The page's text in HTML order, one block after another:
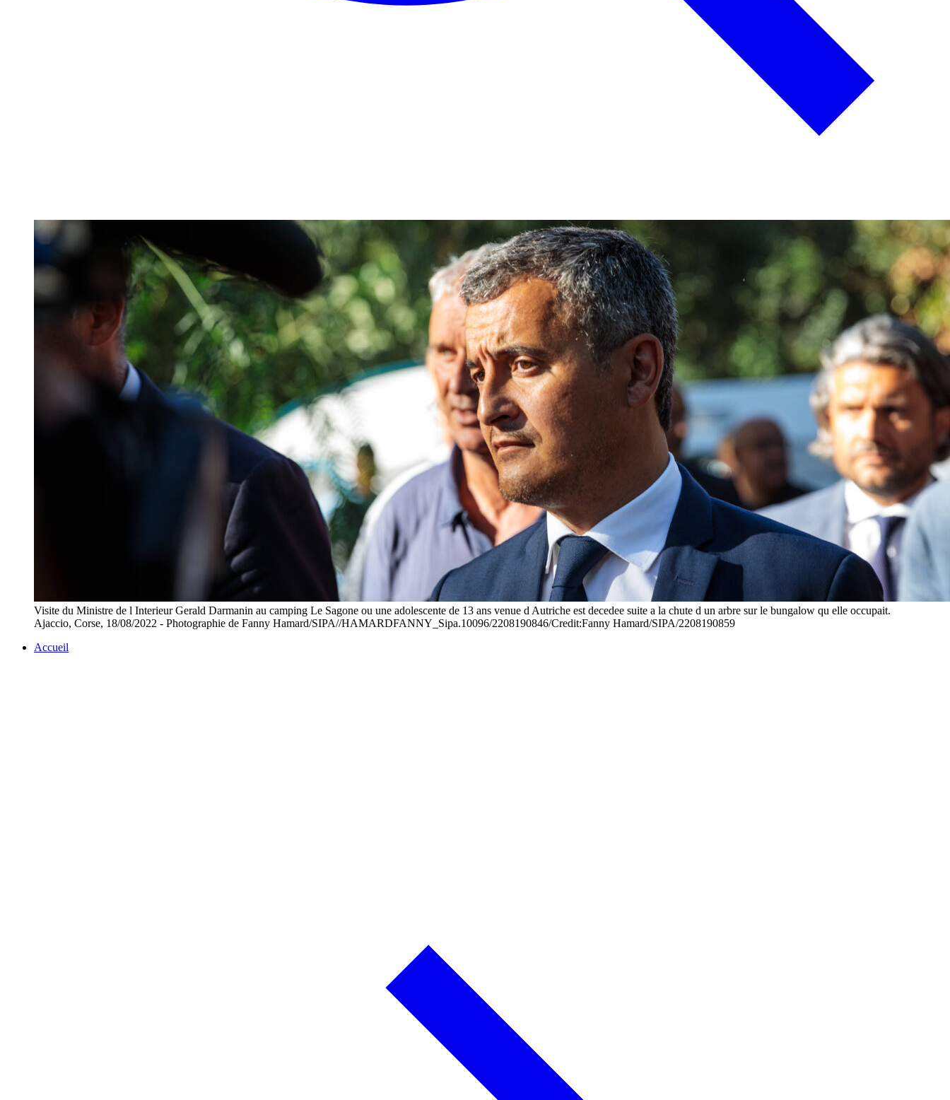
Visite du Ministre de l Interieur Gerald Darmanin au camping Le Sagone ou une adolescente de 13 ans venue d Autriche est decedee suite a la chute d un arbre sur le bungalow qu elle occupait.
Ajaccio, Corse, 18/08/2022 - Photographie de Fanny Hamard/SIPA//HAMARDFANNY_Sipa.10096/2208190846/Credit:Fanny Hamard/SIPA/2208190859
Accueil